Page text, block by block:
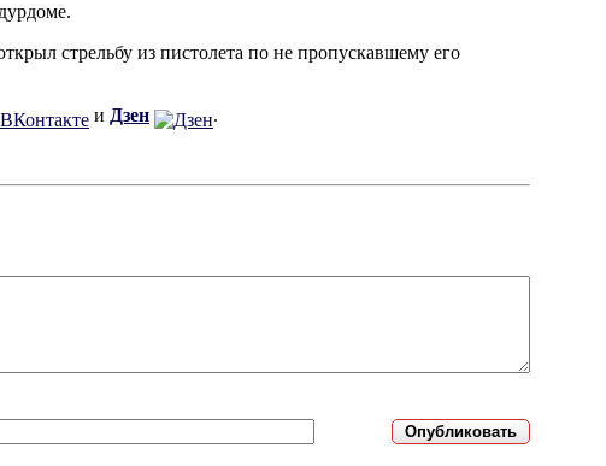
стрельбу из пистолета по не пропускавшему его
и Дзен .